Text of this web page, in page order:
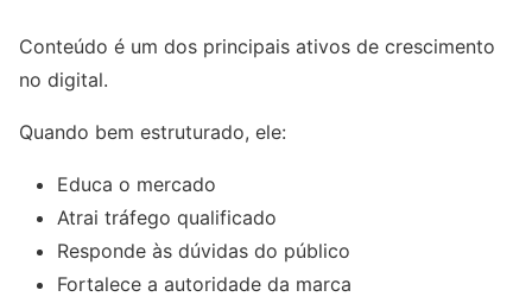
Conteúdo é um dos principais ativos de crescimento
no digital.
Quando bem estruturado, ele:
Educa o mercado
Atrai tráfego qualificado
Responde às dúvidas do público
Fortalece a autoridade da marca